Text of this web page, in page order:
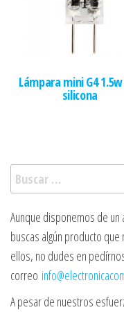
Lámpara mini G4
silicona
Buscar:
Aunque disponemos de un
buscas algún producto
ellos, no dudes en
correo
A pesar de nuestros